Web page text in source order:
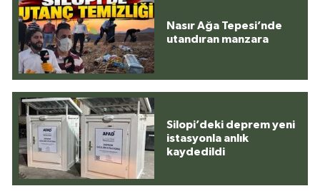
Nasır Ağa Tepesi’nde
utandıran manzara
Silopi’deki deprem yeni
istasyonla anlık
kaydedildi